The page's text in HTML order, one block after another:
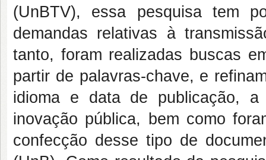
(UnBTV), essa pesquisa tem
demandas relativas à
tanto, foram realizadas buscas
partir de palavras-chave, e
idioma e data de publicação,
inovação pública, bem como
confecção desse tipo de